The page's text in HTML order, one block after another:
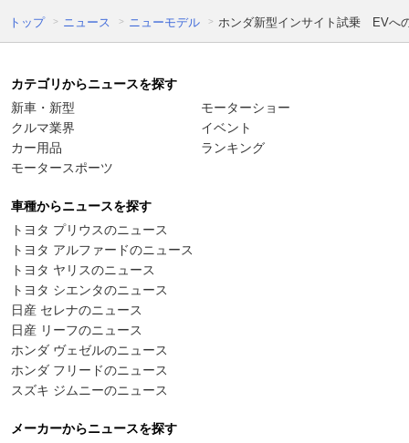
トップ ニュース ニューモデル ホンダ新型インサイト試乗 EVへ
カテゴリからニュースを探す
新車・新型
クルマ業界
カー用品
モータースポーツ
モーターショー
イベント
ランキング
車種からニュースを探す
トヨタ プリウスのニュース
トヨタ アルファードのニュース
トヨタ ヤリスのニュース
トヨタ シエンタのニュース
日産 セレナのニュース
日産 リーフのニュース
ホンダ ヴェゼルのニュース
ホンダ フリードのニュース
スズキ ジムニーのニュース
メーカーからニュースを探す